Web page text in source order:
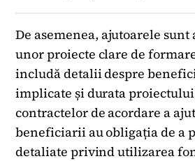
De asemenea, ajutoarele sunt
unor proiecte clare de
includă detalii despre
implicate și durata
contractelor de acordare a
beneficiarii au obligația de a
detaliate privind utilizarea